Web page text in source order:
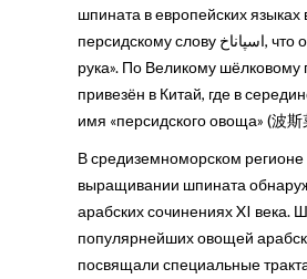
шпината в европейских языках
персидскому слову اسپاناخ, что означает «зелёная
рука». По Великому шёлковому
привезён в Китай, где в
имя «персидского овоща» (波斯
В средиземноморском
выращивании шпината
арабских сочинениях XI века.
популярнейших овощей
посвящали специальные